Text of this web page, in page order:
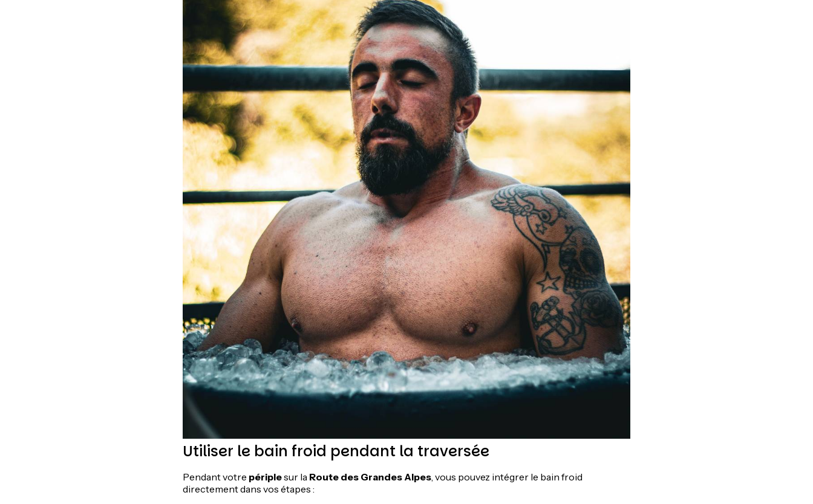
Utiliser le bain froid pendant la traversée
Pendant votre périplesur la Route des Grandes Alpes, vous pouvez intégrer le bain froid
directement dans vos étapes :